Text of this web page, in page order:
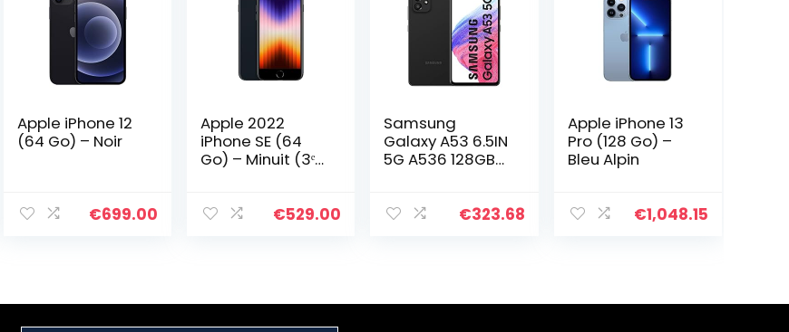
Apple iPhone 12
(64 Go) – Noir
€699.00
Apple 2022
iPhone SE (64
Go) – Minuit (3ᵉ
€529.00
Samsung
Galaxy A53 6.5IN
5G A536 128GB
€323.68
Apple iPhone 13
Pro (128 Go) –
Bleu Alpin
€1,048.15